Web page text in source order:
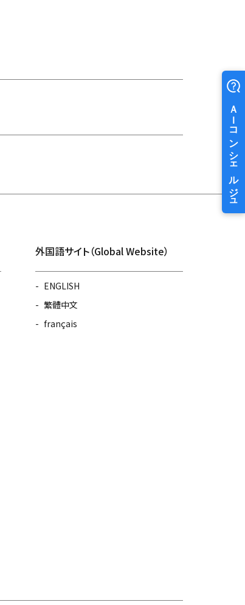
外国語サイト（Global Website）
ENGLISH
繁體中文
français